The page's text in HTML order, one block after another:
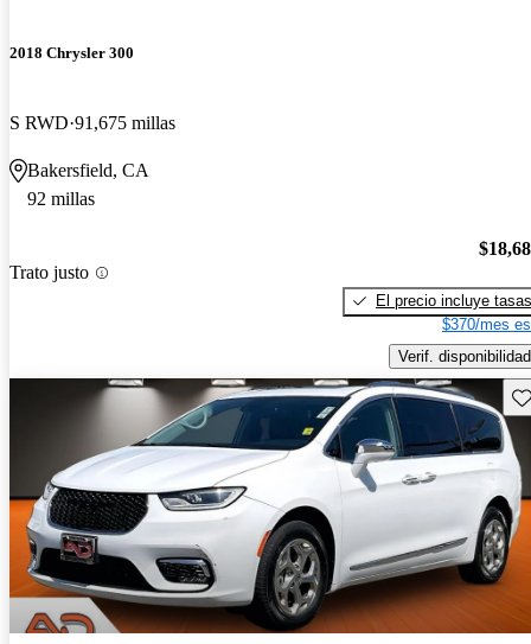
2018 Chrysler 300
S RWD 91,675 millas
Bakersfield, CA
92 millas
Trato justo
El precio incluye tasas
$370/mes
Verif. disponibilidad